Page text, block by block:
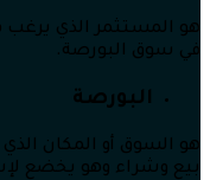
هو المستثمر الذي يرغب
في سوق البورصة.
البورصة
هو السوق أو المكان
بيع وشراء وهو يخضع